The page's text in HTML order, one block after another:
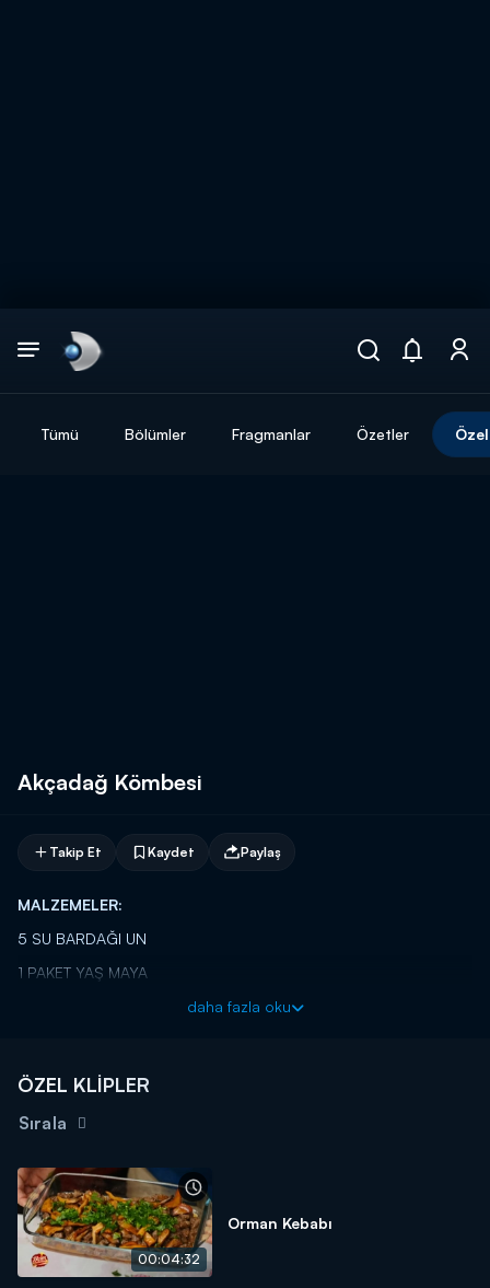
Tümü Bölümler Fragmanlar Özetler
Akçadağ Kömbesi
Takip Et Kaydet Paylaş
MALZEMELER:
5 SU BARDAĞI UN
1 PAKET YAŞ MAYA
İÇ MALZEMESİ:
1 YEMEK KAŞIĞI MARGARİN
4 YEMEK KAŞIĞI UN
2 TATLI KAŞIĞI PULBİBER
ÜZERİ İÇİN:
daha fazla oku
ÖZEL KLİPLER
Sırala
00:04:32
Orman Kebabı